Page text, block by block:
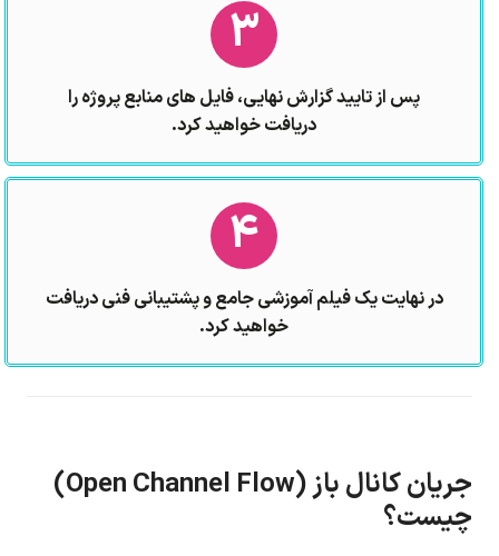
3
پس از تایید گزارش نهایی، فایل های منابع پروژه را
دریافت خواهید کرد.
4
در نهایت یک فیلم آموزشی جامع و پشتیبانی فنی دریافت
خواهید کرد.
جریان کانال باز (Open Channel Flow)
چیست؟